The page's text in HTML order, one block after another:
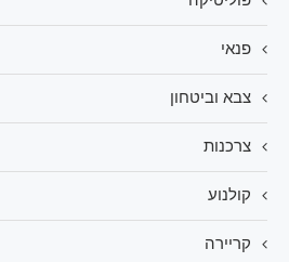
פנאי
צבא וביטחון
צרכנות
קולנוע
קריירה